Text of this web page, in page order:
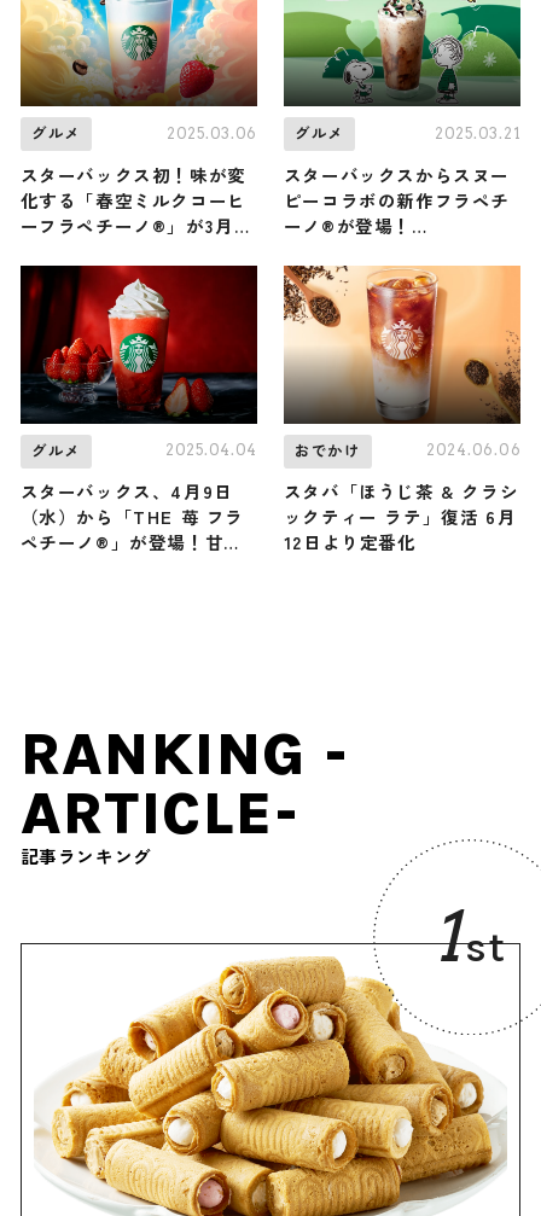
グルメ 2025.03.06
スターバックス初！味が変
化する「春空ミルクコーヒ
ーフラペチーノ®」が3月12
ルコ店では記念イベント開
催！
グルメ 2025.03.21
スターバックスからスヌー
ピーコラボの新作フラペチ
ーノ®が登場！
STARBUCKS™コラボレー
ション第3弾が3月25日
（火）スタート
グルメ 2025.04.04
スターバックス、4月9日
（水）から「THE 苺 フラ
ペチーノ®」が登場！甘酸
おでかけ 2024.06.06
スタバ「ほうじ茶 & クラシ
ックティー ラテ」復活 6月
12日より定番化
RANKING -
ARTICLE-
記事ランキング
1st